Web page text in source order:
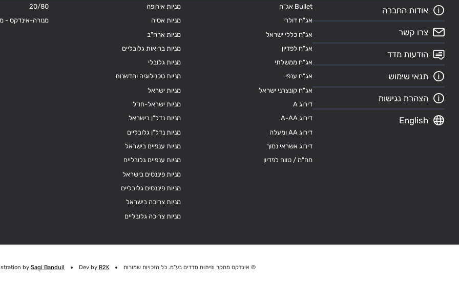
אודות החברה
צרו קשר
הודעות מדד
תנאי שימוש
הצהרת נגישות
English
Bullet אג"ח
אג"ח דולרי
אג"ח כללי ישראל
אג"ח לפדיון
אג"ח ממשלתי
אג"ח ענפי
אג"ח קונצרני ישראל
דירוג A
דירוג A-AA
דירוג AA ומעלה
דירוג אשראי נמוך
מח"מ / טווח לפדיון
מניות אירופה
מניות אסיה
מניות ארה"ב
מניות בריאות גלובליים
מניות גלובלי
מניות טכנולוגיה וחדשנות
מניות ישראל
מניות ישראל-חו"ל
מניות נדל"ן בישראל
מניות נדל"ן גלובליים
מניות ענפיים בישראל
מניות ענפיים גלובליים
מניות פיננסים בישראל
מניות פיננסים גלובליים
מניות צריכה בישראל
מניות צריכה גלובליים
20/80
מנורה-אינדקס -
© אינדקס מחקר ופיתוח מדדים בע"מ. כל הזכויות שמורות Dev by R2K
bySagi Banduil